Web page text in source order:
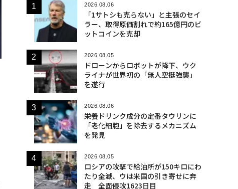
2026.08.06
「1サトシも売らない」と主張のセイ
ラー、取得原価割れで約165億円のビ
ットコインを売却
2026.08.05
ドローンからロボットが降下、ウク
ライナが世界初の「無人空挺強襲」
を遂行
2026.08.06
栄養ドリンク成分の定番タウリンに
「老化細胞」を除去するメカニズム
を発見
2026.08.05
ロシアの攻撃で給油所が150キロにわ
たり全滅、ウは米国の引き寄せに奔
走 全面侵攻1623日目